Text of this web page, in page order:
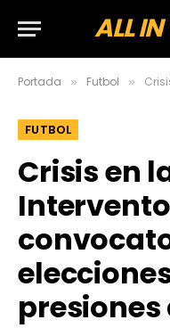
ALL IN
Portada » Futbol » Crisis en
FUTBOL
Crisis en
presiones